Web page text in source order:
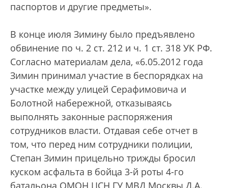
паспортов и другие предметы».
В конце июля Зимину было предъявлено
обвинение по ч. 2 ст. 212 и ч. 1 ст. 318 УК РФ.
Согласно материалам дела, «6.05.2012 года
Зимин принимал участие в беспорядках на
участке между улицей Серафимовича и
Болотной набережной, отказываясь
выполнять законные распоряжения
сотрудников власти. Отдавая себе отчет в
том, что перед ним сотрудники полиции,
Степан Зимин прицельно трижды бросил
куском асфальта в бойца 3-й роты 4-го